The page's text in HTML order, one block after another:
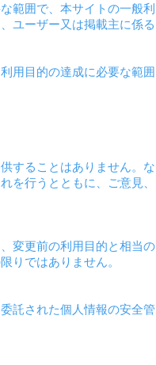
範囲で、本サイトの一般利
ユーザー又は掲載主に係る
用目的の達成に必要な範囲
することはありません。な
を行うとともに、ご意見、
変更前の利用目的と相当の
りではありません。
託された個人情報の安全管